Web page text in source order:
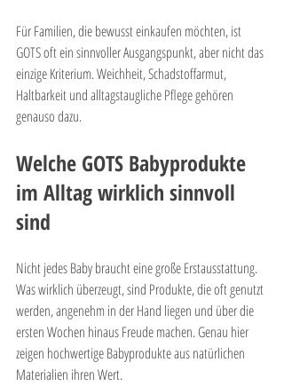
Für Familien, die bewusst einkaufen möchten, ist
GOTS oft ein sinnvoller Ausgangspunkt, aber nicht das
einzige Kriterium. Weichheit, Schadstoffarmut,
Haltbarkeit und alltagstaugliche Pflege gehören
genauso dazu.
Welche GOTS Babyprodukte
im Alltag wirklich sinnvoll
sind
Nicht jedes Baby braucht eine große Erstausstattung.
Was wirklich überzeugt, sind Produkte, die oft genutzt
werden, angenehm in der Hand liegen und über die
ersten Wochen hinaus Freude machen. Genau hier
zeigen hochwertige Babyprodukte aus natürlichen
Materialien ihren Wert.